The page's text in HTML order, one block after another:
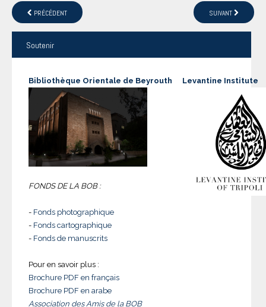
PRÉCÉDENT SUIVANT
Soutenir
Bibliothèque Orientale de Beyrouth
FONDS DE LA BOB :
- Fonds photographique
- Fonds cartographique
- Fonds de manuscrits
Pour en savoir plus :
Brochure PDF en français
Brochure PDF en arabe
Association des Amis de la BOB
Levantine Institute